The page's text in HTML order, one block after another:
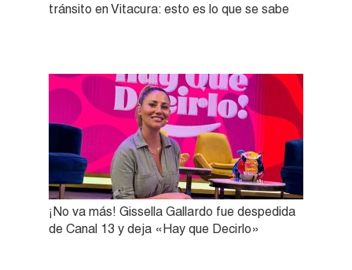
tránsito en Vitacura: esto es lo que se sabe
¡No va más! Gissella Gallardo fue despedida
de Canal 13 y deja «Hay que Decirlo»